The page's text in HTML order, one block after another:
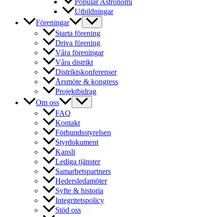
Utbildningar
Föreningar
Starta förening
Driva förening
Våra föreningar
Våra distrikt
Distriktskonferenser
Årsmöte & kongress
Projektbidrag
Om oss
FAQ
Kontakt
Förbundsstyrelsen
Styrdokument
Kansli
Lediga tjänster
Samarbetspartners
Hedersledamöter
Syfte & historia
Integritetspolicy
Stöd oss